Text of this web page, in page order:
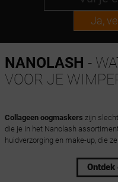
Ja,
NANOLASH -
VOOR JE
Collageen oogmaskers zijn
die je in het Nanolash
huidverzorging en make-up, die
Ontdek